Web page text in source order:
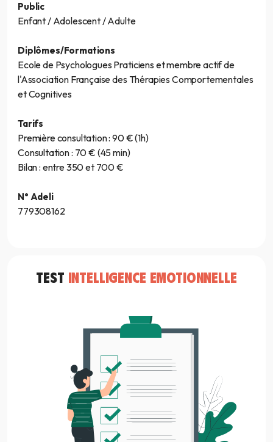
Public
Enfant / Adolescent / Adulte
Diplômes/Formations
Ecole de Psychologues Praticiens et membre actif de
l'Association Française des Thérapies Comportementales
et Cognitives
Tarifs
Première consultation : 90 € (1h)
Consultation : 70 € (45 min)
Bilan : entre 350 et 700 €
N° Adeli
779308162
TEST INTELLIGENCE EMOTIONNELLE